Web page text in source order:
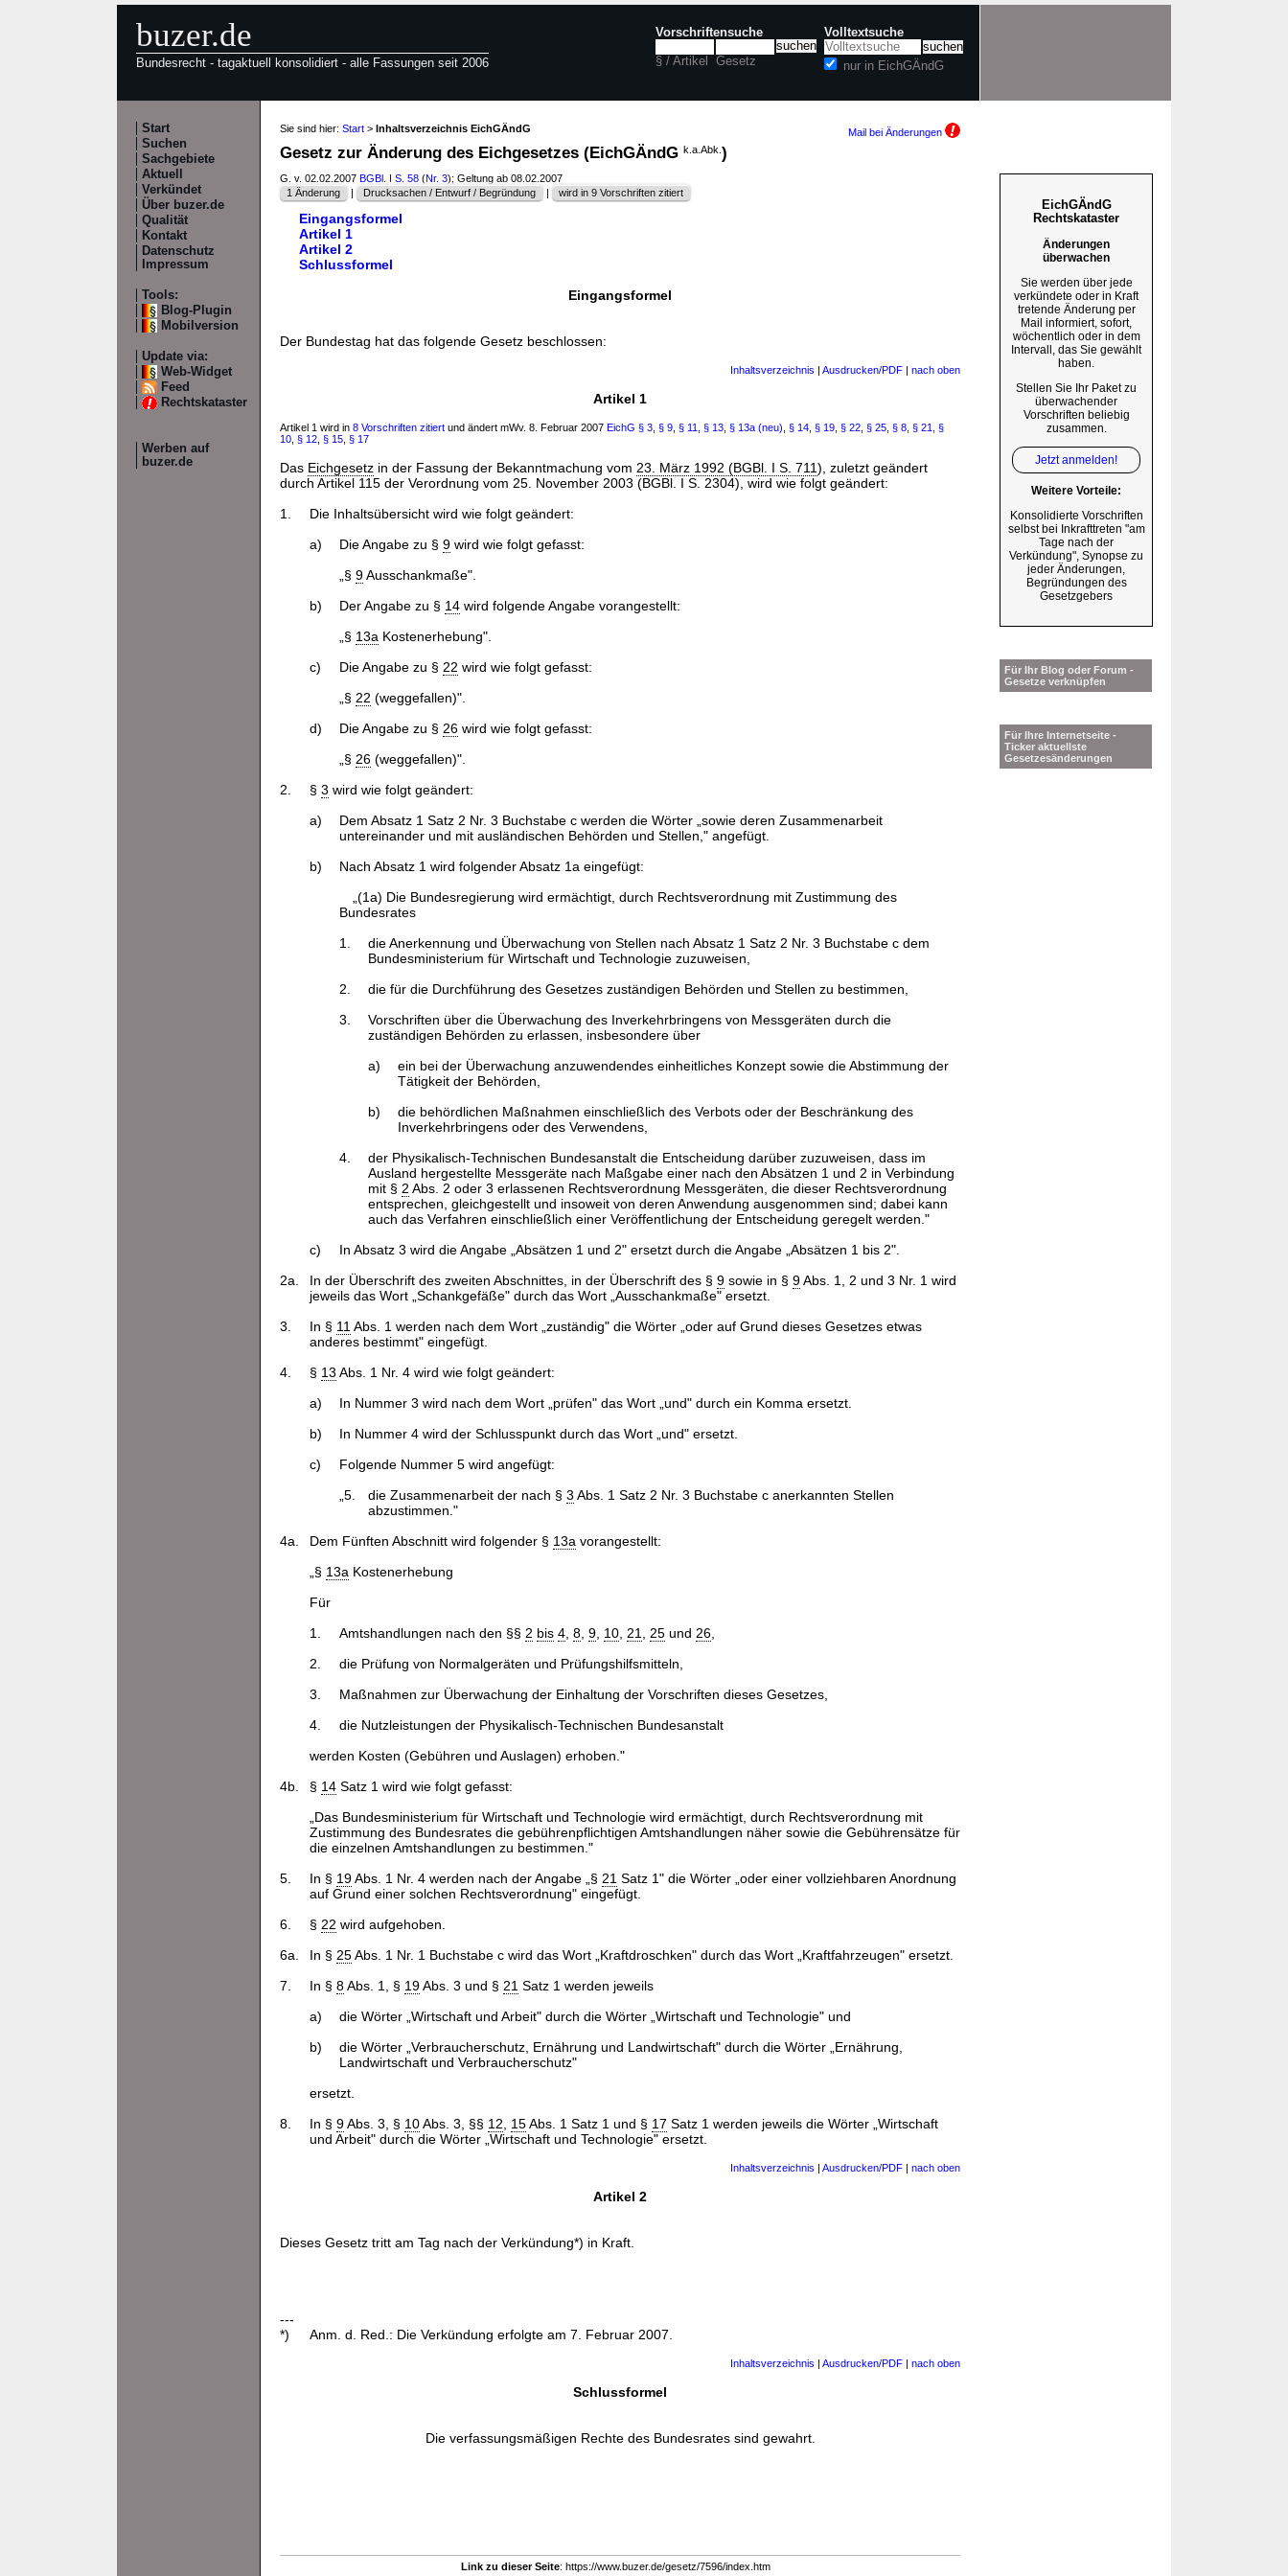
buzer.de
Bundesrecht - tagaktuell konsolidiert - alle Fassungen seit 2006
Vorschriftensuche
§ / Artikel Gesetz
Volltextsuche
nur in EichGÄndG
Start
Suchen
Sachgebiete
Aktuell
Verkündet
Über buzer.de
Qualität
Kontakt
Datenschutz
Impressum
Tools:
Blog-Plugin
Mobilversion
Update via:
Web-Widget
Feed
Rechtskataster
Werben auf
buzer.de
Sie sind hier: Start > Inhaltsverzeichnis EichGÄndG Mail bei Änderungen
Gesetz zur Änderung des Eichgesetzes (EichGÄndG k.a.Abk. )
G. v. 02.02.2007 BGBl. I S. 58 (Nr. 3); Geltung ab 08.02.2007
1 Änderung
| Drucksachen / Entwurf / Begründung | wird in 9 Vorschriften zitiert
Eingangsformel
Artikel 1
Artikel 2
Schlussformel
Eingangsformel
Der Bundestag hat das folgende Gesetz beschlossen:
Inhaltsverzeichnis | Ausdrucken/PDF | nach oben
Artikel 1
Artikel 1 wird in 8 Vorschriften zitiert und ändert mWv. 8. Februar 2007 EichG § 3 § 9 § 11 § 13 § 13a (neu) § 14 § 19 § 22 § 25 § 8 § 21
§
10 § 12 § 15 § 17
Das Eichgesetz in der Fassung der Bekanntmachung vom 23. März 1992 (BGBl. I S. 711), zuletzt geändert
durch Artikel 115 der Verordnung vom 25. November 2003 (BGBl. I S. 2304), wird wie folgt geändert:
1.
Die Inhaltsübersicht wird wie folgt geändert:
a)
Die Angabe zu § 9wird wie folgt gefasst:
„§ 9Ausschankmaße".
b)
Der Angabe zu § 14wird folgende Angabe vorangestellt:
„§ 13a Kostenerhebung".
c)
Die Angabe zu § 22 wird wie folgt gefasst:
„§ 22 (weggefallen)".
d)
Die Angabe zu § 26wird wie folgt gefasst:
„§ 26(weggefallen)".
2.
§ 3 wird wie folgt geändert:
a)
Dem Absatz 1 Satz 2 Nr. 3 Buchstabe c werden die Wörter „sowie deren Zusammenarbeit
untereinander und mit ausländischen Behörden und Stellen," angefügt.
b)
Nach Absatz 1 wird folgender Absatz 1a eingefügt:
„(1a) Die Bundesregierung wird ermächtigt, durch Rechtsverordnung mit Zustimmung des
Bundesrates
1.
die Anerkennung und Überwachung von Stellen nach Absatz 1 Satz 2 Nr. 3 Buchstabe c dem
Bundesministerium für Wirtschaft und Technologie zuzuweisen,
2.
die für die Durchführung des Gesetzes zuständigen Behörden und Stellen zu bestimmen,
3.
Vorschriften über die Überwachung des Inverkehrbringens von Messgeräten durch die
zuständigen Behörden zu erlassen, insbesondere über
a)
ein bei der Überwachung anzuwendendes einheitliches Konzept sowie die Abstimmung der
Tätigkeit der Behörden,
b)
die behördlichen Maßnahmen einschließlich des Verbots oder der Beschränkung des
Inverkehrbringens oder des Verwendens,
4.
der Physikalisch-Technischen Bundesanstalt die Entscheidung darüber zuzuweisen, dass im
Ausland hergestellte Messgeräte nach Maßgabe einer nach den Absätzen 1 und 2 in Verbindung
mit § 2 Abs. 2 oder 3 erlassenen Rechtsverordnung Messgeräten, die dieser Rechtsverordnung
entsprechen, gleichgestellt und insoweit von deren Anwendung ausgenommen sind; dabei kann
auch das Verfahren einschließlich einer Veröffentlichung der Entscheidung geregelt werden."
c)
In Absatz 3 wird die Angabe „Absätzen 1 und 2" ersetzt durch die Angabe „Absätzen 1 bis 2".
2a.
In der Überschrift des zweiten Abschnittes, in der Überschrift des § 9sowie in § 9Abs. 1, 2 und 3 Nr. 1 wird
jeweils das Wort „Schankgefäße" durch das Wort „Ausschankmaße" ersetzt.
3.
In § 11 Abs. 1 werden nach dem Wort „zuständig" die Wörter „oder auf Grund dieses Gesetzes etwas
anderes bestimmt" eingefügt.
4.
§ 13 Abs. 1 Nr. 4 wird wie folgt geändert:
a)
In Nummer 3 wird nach dem Wort „prüfen" das Wort „und" durch ein Komma ersetzt.
b)
In Nummer 4 wird der Schlusspunkt durch das Wort „und" ersetzt.
c)
Folgende Nummer 5 wird angefügt:
„5.
die Zusammenarbeit der nach §3 Abs. 1 Satz 2 Nr. 3 Buchstabe c anerkannten Stellen
abzustimmen."
4a.
Dem Fünften Abschnitt wird folgender § 13a vorangestellt:
„§ 13a Kostenerhebung
Für
1.
Amtshandlungen nach den §§ 2 bis 4, 8, 9, 10, 21 25und 26,
2.
die Prüfung von Normalgeräten und Prüfungshilfsmitteln,
3.
Maßnahmen zur Überwachung der Einhaltung der Vorschriften dieses Gesetzes,
4.
die Nutzleistungen der Physikalisch-Technischen Bundesanstalt
werden Kosten (Gebühren und Auslagen) erhoben."
4b.
§ 14Satz 1 wird wie folgt gefasst:
„Das Bundesministerium für Wirtschaft und Technologie wird ermächtigt, durch Rechtsverordnung mit
Zustimmung des Bundesrates die gebührenpflichtigen Amtshandlungen näher sowie die Gebührensätze für
die einzelnen Amtshandlungen zu bestimmen."
5.
In § 19Abs. 1 Nr. 4 werden nach der Angabe „§ 21 Satz 1" die Wörter „oder einer vollziehbaren Anordnung
auf Grund einer solchen Rechtsverordnung" eingefügt.
6.
§ 22 wird aufgehoben.
6a.
In § 25Abs. 1 Nr. 1 Buchstabe c wird das Wort „Kraftdroschken" durch das Wort „Kraftfahrzeugen" ersetzt.
7.
In § 8Abs. 1, § 19Abs. 3 und § 21 Satz 1 werden jeweils
a)
die Wörter „Wirtschaft und Arbeit" durch die Wörter „Wirtschaft und Technologie" und
b)
die Wörter „Verbraucherschutz, Ernährung und Landwirtschaft" durch die Wörter „Ernährung,
Landwirtschaft und Verbraucherschutz"
ersetzt.
8.
In § 9Abs. 3, § 10Abs. 3, §§ 12 15Abs. 1 Satz 1 und § 17 Satz 1 werden jeweils die Wörter „Wirtschaft
und Arbeit" durch die Wörter „Wirtschaft und Technologie" ersetzt.
Inhaltsverzeichnis | Ausdrucken/PDF | nach oben
Artikel 2
Dieses Gesetz tritt am Tag nach der Verkündung*) in Kraft.
---
*)
Anm. d. Red.: Die Verkündung erfolgte am 7. Februar 2007.
Inhaltsverzeichnis | Ausdrucken/PDF | nach oben
Schlussformel
Die verfassungsmäßigen Rechte des Bundesrates sind gewahrt.
Link zu dieser Seite: https://www.buzer.de/gesetz/7596/index.htm
EichGÄndG
Rechtskataster
Änderungen
überwachen
Sie werden über jede
verkündete oder in Kraft
tretende Änderung per
Mail informiert, sofort,
wöchentlich oder in dem
Intervall, das Sie gewählt
haben.
Stellen Sie Ihr Paket zu
überwachender
Vorschriften beliebig
zusammen.
Jetzt anmelden!
Weitere Vorteile:
Konsolidierte Vorschriften
selbst bei Inkrafttreten "am
Tage nach der
Verkündung", Synopse zu
jeder Änderungen,
Begründungen des
Gesetzgebers
Für Ihr Blog oder Forum -
Gesetze verknüpfen
Für Ihre Internetseite -
Ticker aktuellste
Gesetzesänderungen